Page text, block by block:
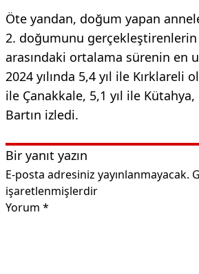
Öte yandan, doğum yapan
2. doğumunu
arasındaki ortalama sürenin en
2024 yılında 5,4 yıl ile Kırklareli
ile Çanakkale, 5,1 yıl ile
Bartın izledi.
Bir yanıt yazın
E-posta adresiniz yayınlanmayacak.
işaretlenmişlerdir
Yorum *